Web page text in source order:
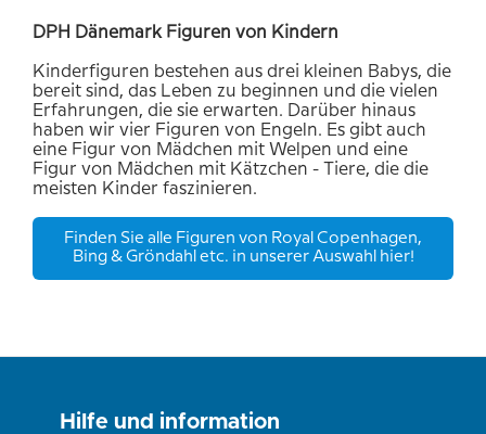
DPH Dänemark Figuren von Kindern
Kinderfiguren bestehen aus drei kleinen Babys, die
bereit sind, das Leben zu beginnen und die vielen
Erfahrungen, die sie erwarten. Darüber hinaus
haben wir vier Figuren von Engeln. Es gibt auch
eine Figur von Mädchen mit Welpen und eine
Figur von Mädchen mit Kätzchen - Tiere, die die
meisten Kinder faszinieren.
Finden Sie alle Figuren von Royal Copenhagen,
Bing & Gröndahl etc. in unserer Auswahl hier!
Hilfe und information